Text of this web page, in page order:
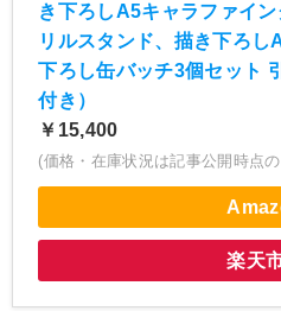
き下ろしA5キャラファイ
リルスタンド、描き下ろし
下ろし缶バッチ3個セット
付き）
￥15,400
(価格・在庫状況は記事公開時点
楽天